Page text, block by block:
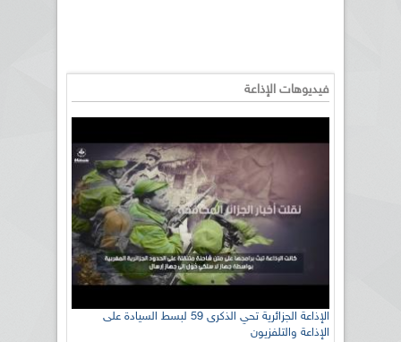
فيديوهات الإذاعة
الإذاعة الجزائرية تحي الذكرى 59 لبسط السيادة على
الإذاعة والتلفزيون